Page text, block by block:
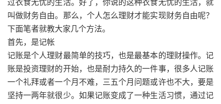
过衣食无忧的生活。好了，你说的这种衣食无忧的生活，就
叫做财务自由。那么，个人怎么理财才能实现财务自由呢？
下面笔者就教大家几个方法。
首先，是记帐
记账是个人理财最简单的技巧，也是最基本的理财操作。记
账是投资理财的开始，也是耐力持久的一件事，很多人记账
一个礼拜或者一个月不难，三五个月问题或许也不大，要是
坚持一两年就很少。如果记账变成了一种生活习惯，通过记